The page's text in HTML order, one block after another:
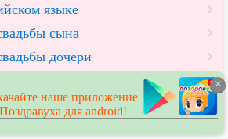
языке
сына
дочери
×
наше приложение
Поздравуха для android!